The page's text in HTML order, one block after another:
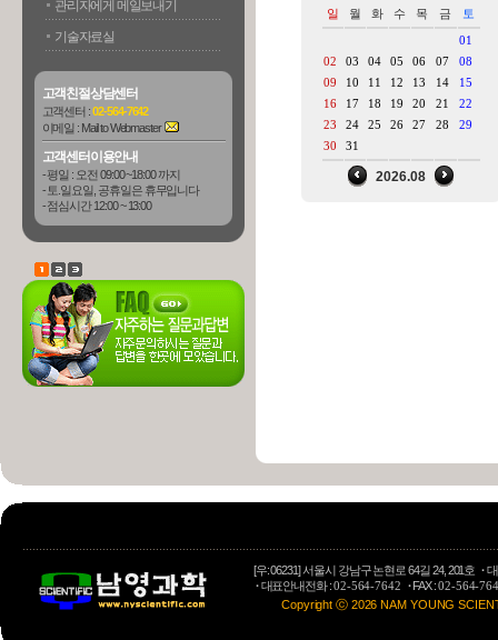
관리자에게 메일보내기
기술자료실
고객친절상담센터
고객센터 :02-564-7642
이메일 : Mail to Webmaster
고객센터이용안내
- 평일 : 오전 09:00 ~18:00 까지
- 토.일요일, 공휴일은 휴무입니다
- 점심시간 12:00 ~ 13:00
일 월 화 수 목 금 토
01
02
03 04 05 06 07
08
09
10 11 12 13 14
15
16
17 18 19 20 21
22
23
24 25 26 27 28
29
30
31
2026.08
[우: 06231] 서울시 강남구 논현로 64길 24, 201호·
·대표안내전화 :02-564-7642 ·FAX :02-564-
Copyright ⓒ 2026 NAM YOUNG